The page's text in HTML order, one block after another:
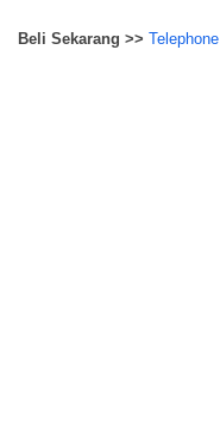
Beli Sekarang >> Telephone